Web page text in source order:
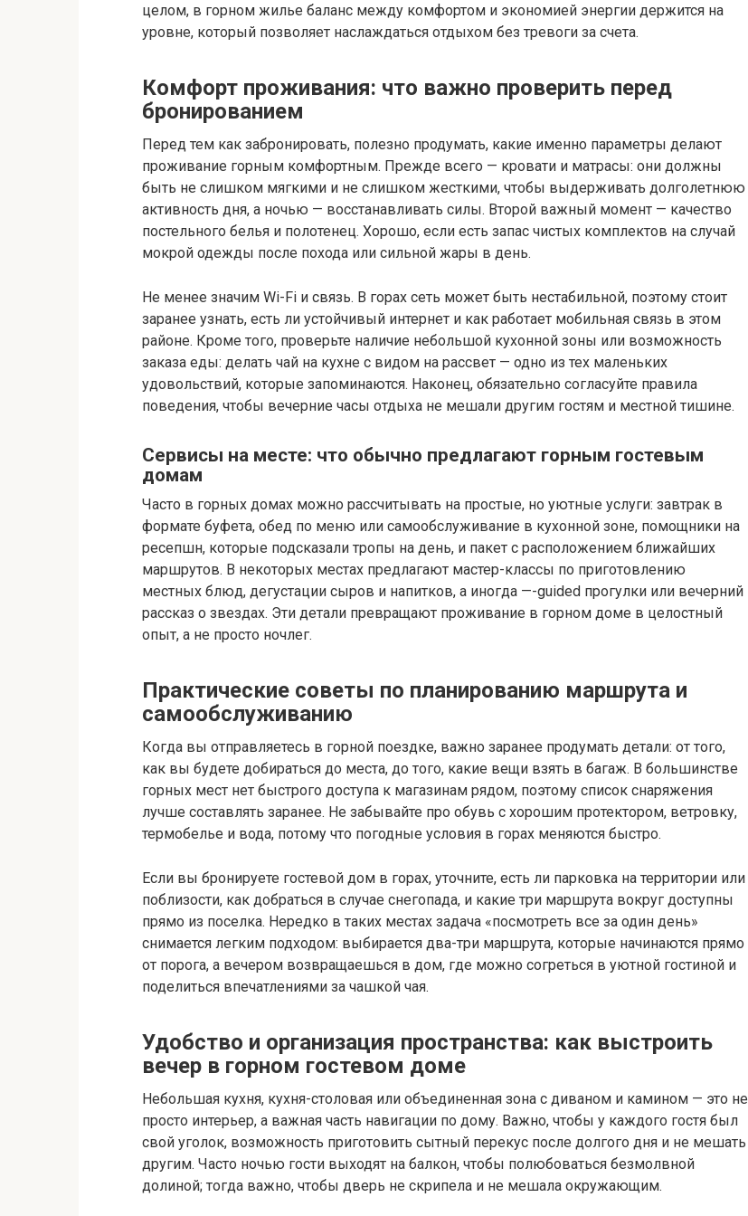
целом, в горном жилье баланс между комфортом и экономией энергии держится на
уровне, который позволяет наслаждаться отдыхом без тревоги за счета.
Комфорт проживания: что важно проверить перед
бронированием
Перед тем как забронировать, полезно продумать, какие именно параметры делают
проживание горным комфортным. Прежде всего — кровати и матрасы: они должны
быть не слишком мягкими и не слишком жесткими, чтобы выдерживать долголетнюю
активность дня, а ночью — восстанавливать силы. Второй важный момент — качество
постельного белья и полотенец. Хорошо, если есть запас чистых комплектов на случай
мокрой одежды после похода или сильной жары в день.
Не менее значим Wi-Fi и связь. В горах сеть может быть нестабильной, поэтому стоит
заранее узнать, есть ли устойчивый интернет и как работает мобильная связь в этом
районе. Кроме того, проверьте наличие небольшой кухонной зоны или возможность
заказа еды: делать чай на кухне с видом на рассвет — одно из тех маленьких
удовольствий, которые запоминаются. Наконец, обязательно согласуйте правила
поведения, чтобы вечерние часы отдыха не мешали другим гостям и местной тишине.
Сервисы на месте: что обычно предлагают горным гостевым
домам
Часто в горных домах можно рассчитывать на простые, но уютные услуги: завтрак в
формате буфета, обед по меню или самообслуживание в кухонной зоне, помощники на
ресепшн, которые подсказали тропы на день, и пакет с расположением ближайших
маршрутов. В некоторых местах предлагают мастер-классы по приготовлению
местных блюд, дегустации сыров и напитков, а иногда —-guided прогулки или вечерний
рассказ о звездах. Эти детали превращают проживание в горном доме в целостный
опыт, а не просто ночлег.
Практические советы по планированию маршрута и
самообслуживанию
Когда вы отправляетесь в горной поездке, важно заранее продумать детали: от того,
как вы будете добираться до места, до того, какие вещи взять в багаж. В большинстве
горных мест нет быстрого доступа к магазинам рядом, поэтому список снаряжения
лучше составлять заранее. Не забывайте про обувь с хорошим протектором, ветровку,
термобелье и вода, потому что погодные условия в горах меняются быстро.
Если вы бронируете гостевой дом в горах, уточните, есть ли парковка на территории или
поблизости, как добраться в случае снегопада, и какие три маршрута вокруг доступны
прямо из поселка. Нередко в таких местах задача «посмотреть все за один день»
снимается легким подходом: выбирается два-три маршрута, которые начинаются прямо
от порога, а вечером возвращаешься в дом, где можно согреться в уютной гостиной и
поделиться впечатлениями за чашкой чая.
Удобство и организация пространства: как выстроить
вечер в горном гостевом доме
Небольшая кухня, кухня-столовая или объединенная зона с диваном и камином — это не
просто интерьер, а важная часть навигации по дому. Важно, чтобы у каждого гостя был
свой уголок, возможность приготовить сытный перекус после долгого дня и не мешать
другим. Часто ночью гости выходят на балкон, чтобы полюбоваться безмолвной
долиной; тогда важно, чтобы дверь не скрипела и не мешала окружающим.